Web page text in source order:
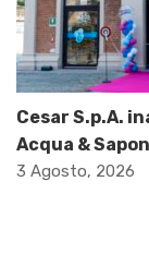
Cesar S.p.A.
Acqua &
3 Agosto, 2026